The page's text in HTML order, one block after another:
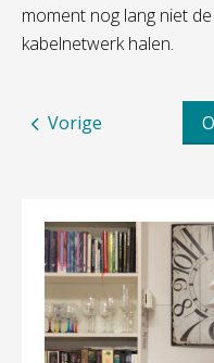
moment nog lang niet
kabelnetwerk halen.
Vorige